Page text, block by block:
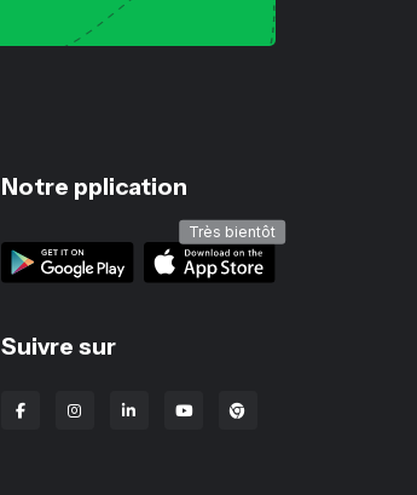
Notre pplication
Très bientôt
Suivre sur
Extension Chrome